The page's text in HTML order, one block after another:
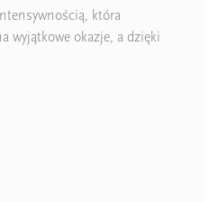
która
wyjątkowe okazje, a dzięki